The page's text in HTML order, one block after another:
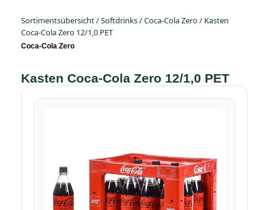
Sortimentsübersicht/Softdrinks/Coca-Cola Zero/ Kasten
Coca-Cola Zero 12/1,0 PET
Coca-Cola Zero
Kasten Coca-Cola Zero 12/1,0 PET